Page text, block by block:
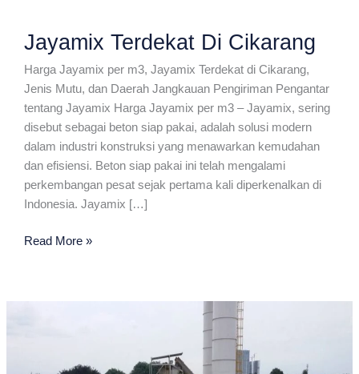
Jayamix Terdekat Di Cikarang
Harga Jayamix per m3, Jayamix Terdekat di Cikarang,
Jenis Mutu, dan Daerah Jangkauan Pengiriman Pengantar
tentang Jayamix Harga Jayamix per m3 – Jayamix, sering
disebut sebagai beton siap pakai, adalah solusi modern
dalam industri konstruksi yang menawarkan kemudahan
dan efisiensi. Beton siap pakai ini telah mengalami
perkembangan pesat sejak pertama kali diperkenalkan di
Indonesia. Jayamix […]
Jayamix
Read More »